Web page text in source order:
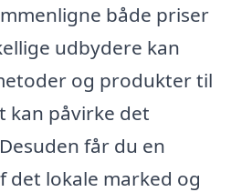
både priser
udbydere kan
og produkter til
kan påvirke det
får du en
det lokale marked og